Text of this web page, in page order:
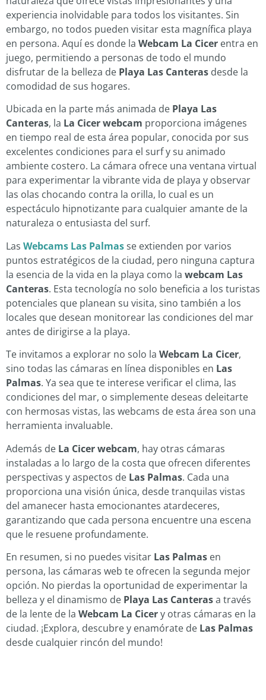
experiencia inolvidable para todos los visitantes. Sin
embargo, no todos pueden visitar esta magnífica playa
en persona. Aquí es donde la Webcam La Cicer entra en
juego, permitiendo a personas de todo el mundo
disfrutar de la belleza de Playa Las Canteras desde la
comodidad de sus hogares.
Ubicada en la parte más animada de Playa Las
Canteras, la La Cicer webcam proporciona imágenes
en tiempo real de esta área popular, conocida por sus
excelentes condiciones para el surf y su animado
ambiente costero. La cámara ofrece una ventana virtual
para experimentar la vibrante vida de playa y observar
las olas chocando contra la orilla, lo cual es un
espectáculo hipnotizante para cualquier amante de la
naturaleza o entusiasta del surf.
Las Webcams Las Palmasse extienden por varios
puntos estratégicos de la ciudad, pero ninguna captura
la esencia de la vida en la playa como la webcam Las
Canteras. Esta tecnología no solo beneficia a los turistas
potenciales que planean su visita, sino también a los
locales que desean monitorear las condiciones del mar
antes de dirigirse a la playa.
Te invitamos a explorar no solo la Webcam La Cicer,
sino todas las cámaras en línea disponibles en Las
Palmas. Ya sea que te interese verificar el clima, las
condiciones del mar, o simplemente deseas deleitarte
con hermosas vistas, las webcams de esta área son una
herramienta invaluable.
Además de La Cicer webcam, hay otras cámaras
instaladas a lo largo de la costa que ofrecen diferentes
perspectivas y aspectos de Las Palmas. Cada una
proporciona una visión única, desde tranquilas vistas
del amanecer hasta emocionantes atardeceres,
garantizando que cada persona encuentre una escena
que le resuene profundamente.
En resumen, si no puedes visitar Las Palmas en
persona, las cámaras web te ofrecen la segunda mejor
opción. No pierdas la oportunidad de experimentar la
belleza y el dinamismo de Playa Las Canterasa través
de la lente de la Webcam La Cicery otras cámaras en la
ciudad. ¡Explora, descubre y enamórate de Las Palmas
desde cualquier rincón del mundo!